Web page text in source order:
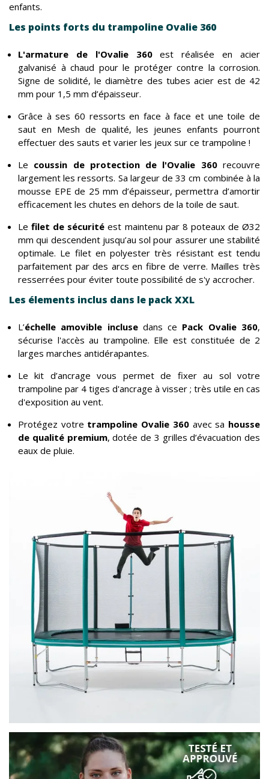
enfants.
Les points forts du trampoline Ovalie 360
L'armature de l'Ovalie 360est réalisée en acier
galvanisé à chaud pour le protéger contre la corrosion.
Signe de solidité, le diamètre des tubes acier est de 42
mm pour 1,5 mm d’épaisseur.
Grâce à ses 60 ressorts en face à face et une toile de
saut en Mesh de qualité, les jeunes enfants pourront
effectuer des sauts et varier les jeux sur ce trampoline !
Le coussin de protection de l'Ovalie 360recouvre
largement les ressorts. Sa largeur de 33 cm combinée à la
mousse EPE de 25 mm d’épaisseur, permettra d’amortir
efficacement les chutes en dehors de la toile de saut.
Lefilet de sécuritéest maintenu par 8 poteaux de Ø32
mm qui descendent jusqu’au sol pour assurer une stabilité
optimale. Le filet en polyester très résistant est tendu
parfaitement par des arcs en fibre de verre. Mailles très
resserrées pour éviter toute possibilité de s'y accrocher.
Les élements inclus dans le pack XXL
L’échelle amovible inclusedans ce Pack Ovalie 360,
sécurise l'accès au trampoline. Elle est constituée de 2
larges marches antidérapantes.
Le kit d’ancrage vous permet de fixer au sol votre
trampoline par 4 tiges d'ancrage à visser ; très utile en cas
d'exposition au vent.
Protégez votre trampoline Ovalie 360 avec sa housse
de qualité premium, dotée de 3 grilles d’évacuation des
eaux de pluie.